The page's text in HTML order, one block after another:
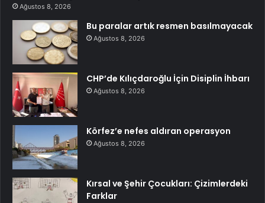
Ağustos 8, 2026
Bu paralar artık resmen basılmayacak
Ağustos 8, 2026
CHP’de Kılıçdaroğlu İçin Disiplin İhbarı
Ağustos 8, 2026
Körfez’e nefes aldıran operasyon
Ağustos 8, 2026
Kırsal ve Şehir Çocukları: Çizimlerdeki
Farklar